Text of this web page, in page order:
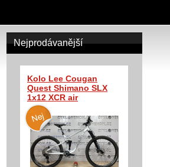
Nejprodávanější
Kolo Lee Cougan
Quest Shimano SLX
1x12 XCR air